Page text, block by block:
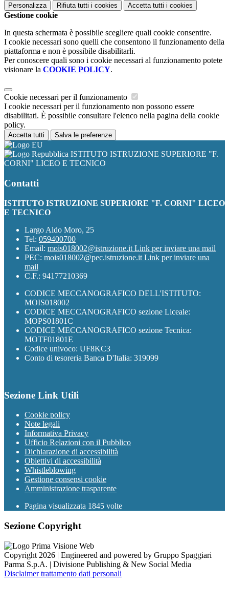
Personalizza Rifiuta tutti i cookies Accetta tutti i cookies
Gestione cookie
In questa schermata è possibile scegliere quali cookie consentire.
I cookie necessari sono quelli che consentono il funzionamento della
piattaforma e non è possibile disabilitarli.
Per conoscere quali sono i cookie necessari al funzionamento potete
visionare la COOKIE POLICY.
Cookie necessari per il funzionamento
I cookie necessari per il funzionamento non possono essere
disabilitati. È possibile consultare l'elenco nella pagina della cookie
policy.
Accetta tutti Salva le preferenze
ISTITUTO ISTRUZIONE SUPERIORE "F.
CORNI" LICEO E TECNICO
Contatti
ISTITUTO ISTRUZIONE SUPERIORE "F. CORNI" LICEO
E TECNICO
Largo Aldo Moro, 25
Tel: 059400700
Email: mois018002@istruzione.it Link per inviare una mail
PEC: mois018002@pec.istruzione.it Link per inviare una
mail
C.F.: 94177210369
CODICE MECCANOGRAFICO DELL'ISTITUTO:
MOIS018002
CODICE MECCANOGRAFICO sezione Liceale:
MOPS01801C
CODICE MECCANOGRAFICO sezione Tecnica:
MOTF01801E
Codice univoco: UF8KC3
Conto di tesoreria Banca D'Italia: 319099
Sezione Link Utili
Cookie policy
Note legali
Informativa Privacy
Ufficio Relazioni con il Pubblico
Dichiarazione di accessibilità
Obiettivi di accessibilità
Whistleblowing
Gestione consensi cookie
Amministrazione trasparente
Pagina visualizzata 1845 volte
Sezione Copyright
Copyright 2026 | Engineered and powered by Gruppo Spaggiari
Parma S.p.A. | Divisione Publishing & New Social Media
Disclaimer trattamento dati personali